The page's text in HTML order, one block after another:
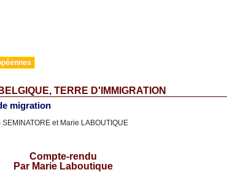
TERRE D'IMMIGRATION
migration
et Marie LABOUTIQUE
Compte-rendu
Par Marie Laboutique